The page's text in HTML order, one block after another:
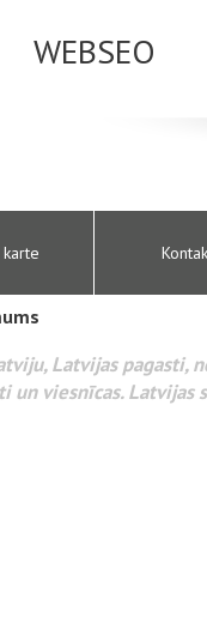
WEBSEO
Latvijas pagasti,
un viesnīcas.